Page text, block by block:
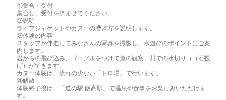
①集合・受付
集合し、受付を済ませてください。
②説明
ライフジャケットやカヌーの漕ぎ方を説明します。
③体験の内容
スタッフが伴走してみなさんの写真を撮影し、水遊びのポイントにご案
内します。
岩からの飛び込み、ゴーグルをつけて魚の観察、川での水切り（（石投
げ）ができます。
カヌー体験は、流れの少ない「トロ場」で行います。
④解散
体験終了後は、「道の駅 飯高駅」で温泉や食事をお楽しみいただけま
す。